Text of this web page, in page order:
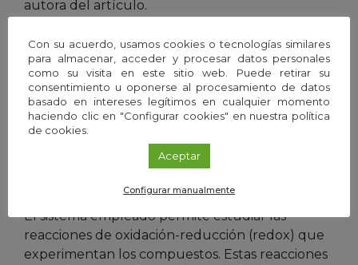
autora del artículo.
Estas sustancias, llamadas ROS (especies de
oxígeno reactivo, por sus siglas en inglés), son
altamente reactivas e interaccionan con los
compuestos fenólicos. Ejemplos de ROS son los
radicales libres o el peróxido de hidrógeno,
derivar en distintas enfermedades, como las
El sistema empleado permite estudiar las
reacciones de oxidación-reducción (redox) que
experimentan los compuestos. Estas reacciones
Con su acuerdo, usamos cookies o tecnologías similares
para almacenar, acceder y procesar datos personales
como su visita en este sitio web. Puede retirar su
consentimiento u oponerse al procesamiento de datos
basado en intereses legítimos en cualquier momento
haciendo clic en "Configurar cookies" en nuestra política
de cookies.
Aceptar
Configurar manualmente